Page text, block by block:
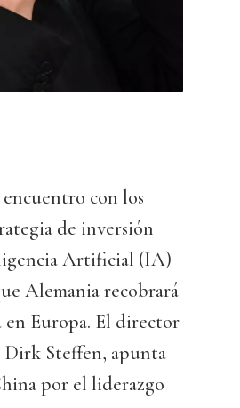
con los
de inversión
Artificial (IA)
Alemania recobrará
en Europa. El director
Dirk Steffen, apunta
por el liderazgo